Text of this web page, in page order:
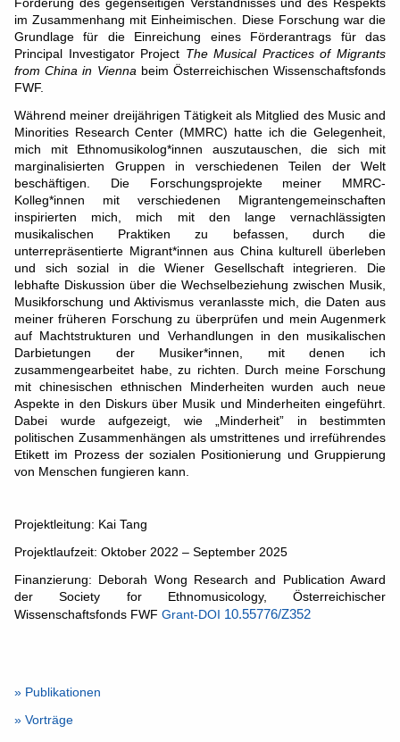
im Zusammenhang mit Einheimischen. Diese Forschung war die
Grundlage für die Einreichung eines Förderantrags für das
Principal Investigator Project The Musical Practices of Migrants
from China in Vienna beim Österreichischen Wissenschaftsfonds
FWF.
Während meiner dreijährigen Tätigkeit als Mitglied des Music and
Minorities Research Center (MMRC) hatte ich die Gelegenheit,
mich mit Ethnomusikolog*innen auszutauschen, die sich mit
marginalisierten Gruppen in verschiedenen Teilen der Welt
beschäftigen. Die Forschungsprojekte meiner MMRC-
Kolleg*innen mit verschiedenen Migrantengemeinschaften
inspirierten mich, mich mit den lange vernachlässigten
musikalischen Praktiken zu befassen, durch die
unterrepräsentierte Migrant*innen aus China kulturell überleben
und sich sozial in die Wiener Gesellschaft integrieren. Die
lebhafte Diskussion über die Wechselbeziehung zwischen Musik,
Musikforschung und Aktivismus veranlasste mich, die Daten aus
meiner früheren Forschung zu überprüfen und mein Augenmerk
auf Machtstrukturen und Verhandlungen in den musikalischen
Darbietungen der Musiker*innen, mit denen ich
zusammengearbeitet habe, zu richten. Durch meine Forschung
mit chinesischen ethnischen Minderheiten wurden auch neue
Aspekte in den Diskurs über Musik und Minderheiten eingeführt.
Dabei wurde aufgezeigt, wie „Minderheit” in bestimmten
politischen Zusammenhängen als umstrittenes und irreführendes
Etikett im Prozess der sozialen Positionierung und Gruppierung
von Menschen fungieren kann.
Projektleitung: Kai Tang
Projektlaufzeit: Oktober 2022 – September 2025
Finanzierung: Deborah Wong Research and Publication Award
der Society for Ethnomusicology, Österreichischer
Wissenschaftsfonds FWF Grant-DOI 10.55776/Z352
» Publikationen
» Vorträge